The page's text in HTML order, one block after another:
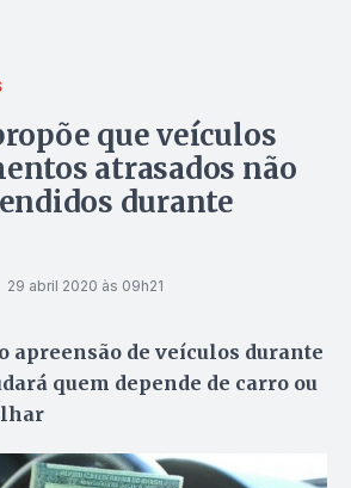
que veículos
atrasados não
durante
29 abril 2020 às 09h21
apreensão de veículos durante
quem depende de carro ou